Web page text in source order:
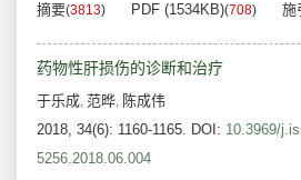
摘要(3813) PDF (1534KB)(708) 施
药物性肝损伤的诊断和治疗
于乐成, 范晔, 陈成伟
2018, 34(6): 1160-1165. DOI: 10.3969/
5256.2018.06.004